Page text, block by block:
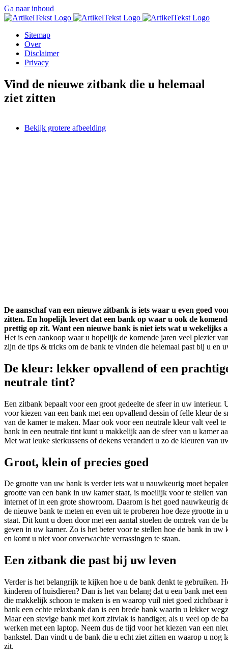
Ga naar inhoud
Sitemap
Over
Disclaimer
Privacy
Vind de nieuwe zitbank die u helemaal
ziet zitten
Bekijk grotere afbeelding
De aanschaf van een nieuwe zitbank is iets waar u even goed
zitten. En hopelijk levert dat een bank op waar u ook de
prettig op zit. Want een nieuwe bank is niet iets wat u wekelijks
Het is een aankoop waar u hopelijk de komende jaren veel plezier
zijn de tips & tricks om de bank te vinden die helemaal past bij u en
De kleur: lekker opvallend of een
neutrale tint?
Een zitbank bepaalt voor een groot gedeelte de sfeer in uw interieur.
voor kiezen van een bank met een opvallend dessin of felle kleur de
van de kamer te maken. Maar ook voor een neutrale kleur valt veel te
bank in een neutrale tint kunt u makkelijk aan de sfeer van u kamer
Met wat leuke sierkussens of dekens verandert u zo de kleuren van
Groot, klein of precies goed
De grootte van uw bank is verder iets wat u nauwkeurig moet
grootte van een bank in uw kamer staat, is moeilijk voor te stellen
internet of in een grote showroom. Daarom is het goed nauwkeurig
de nieuwe bank te meten en even uit te proberen hoe deze grootte in
staat. Dit kunt u doen door met een aantal stoelen de omtrek van de
geven in uw kamer. Zo is het beter voor te stellen hoe de bank in uw
en komt u niet voor onverwachte verrassingen te staan.
Een zitbank die past bij uw leven
Verder is het belangrijk te kijken hoe u de bank denkt te gebruiken.
kinderen of huisdieren? Dan is het van belang dat u een bank met
die makkelijk schoon te maken is en waarop vuil niet goed zichtbaar
bank een echte relaxbank dan is een brede bank waarin u lekker
Maar een stevige bank met kort zitvlak is handiger, als u veel op de
werken met een laptop. Neem dus de tijd voor het kiezen van een
bankstel. Dan vindt u de bank die u echt ziet zitten en waarop u nog
zit.